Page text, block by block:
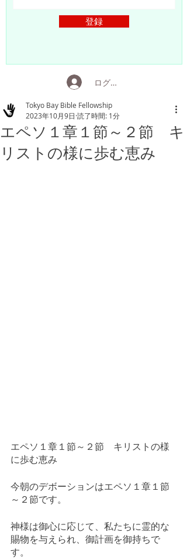
登録
ログイン
エペソ１章１節～２節 キ
リストの様に歩む恵み
Tokyo Bay Bible Fellowship
2023年10月9日 読了時間: 1分
エペソ１章１節～２節　キリストの様
に歩む恵み
今朝のデボーションはエペソ１章１節
～２節です。
神様は御心に応じて、私たちに霊的な
賜物を与えられ、御計画を御持ちで
す。